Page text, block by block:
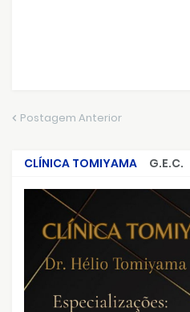
Postagem Anterior
CLÍNICA TOMIYAMA
G.E.C.
CRIMES QUE ABALARAM O